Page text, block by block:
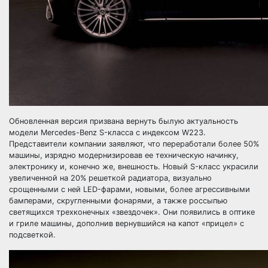
Обновленная версия призвана вернуть былую актуальность
модели Mercedes-Benz S-класса с индексом W223.
Представители компании заявляют, что переработали более 50%
машины, изрядно модернизировав ее техническую начинку,
электронику и, конечно же, внешность. Новый S-класс украсили
увеличенной на 20% решеткой радиатора, визуально
срощенными с ней LED-фарами, новыми, более агрессивными
бамперами, скругленными фонарями, а также россыпью
светящихся трехконечных «звездочек». Они появились в оптике
и гриле машины, дополнив вернувшийся на капот «прицел» с
подсветкой.